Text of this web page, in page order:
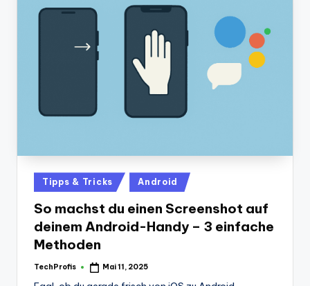
Posted
in
Tipps & Tricks Android
So machst du einen Screenshot auf
deinem Android-Handy – 3 einfache
Methoden
Posted
TechProfis Mai 11, 2025